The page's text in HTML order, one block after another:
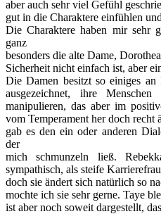
aber auch sehr viel Gefühl
gut in die Charaktere einfühlen
Die Charaktere haben mir sehr
ganz
besonders die alte Dame,
Sicherheit nicht einfach ist, aber
Die Damen besitzt so einiges an
ausgezeichnet, ihre
manipulieren, das aber im
vom Temperament her doch recht
gab es den ein oder anderen
der
mich schmunzeln ließ.
sympathisch, als steife
doch sie ändert sich natürlich so
mochte ich sie sehr gerne. Taye
ist aber noch soweit dargestellt,